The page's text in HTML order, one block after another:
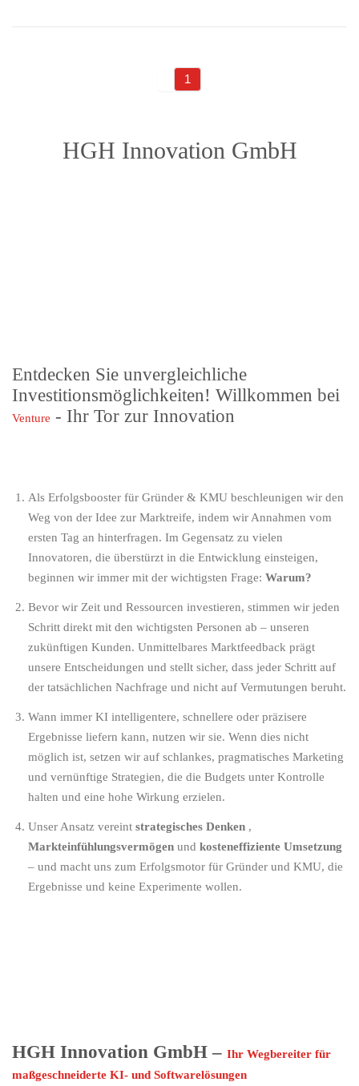
1
HGH Innovation GmbH
Entdecken Sie unvergleichliche
Investitionsmöglichkeiten! Willkommen bei
Venture - Ihr Tor zur Innovation
Als Erfolgsbooster für Gründer & KMU beschleunigen wir den
Weg von der Idee zur Marktreife, indem wir Annahmen vom
ersten Tag an hinterfragen. Im Gegensatz zu vielen
Innovatoren, die überstürzt in die Entwicklung einsteigen,
beginnen wir immer mit der wichtigsten Frage: Warum?
Bevor wir Zeit und Ressourcen investieren, stimmen wir jeden
Schritt direkt mit den wichtigsten Personen ab – unseren
zukünftigen Kunden. Unmittelbares Marktfeedback prägt
unsere Entscheidungen und stellt sicher, dass jeder Schritt auf
der tatsächlichen Nachfrage und nicht auf Vermutungen beruht.
Wann immer KI intelligentere, schnellere oder präzisere
Ergebnisse liefern kann, nutzen wir sie. Wenn dies nicht
möglich ist, setzen wir auf schlankes, pragmatisches Marketing
und vernünftige Strategien, die die Budgets unter Kontrolle
halten und eine hohe Wirkung erzielen.
Unser Ansatz vereint strategisches Denken ,
Markteinfühlungsvermögen und kosteneffiziente Umsetzung
– und macht uns zum Erfolgsmotor für Gründer und KMU, die
Ergebnisse und keine Experimente wollen.
HGH Innovation GmbH – Ihr Wegbereiter für
maßgeschneiderte KI- und Softwarelösungen